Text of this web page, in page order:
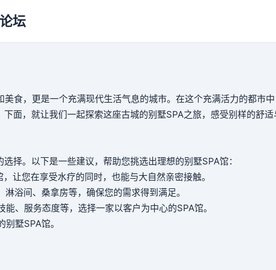
坛
食，更是一个充满现代生活气息的城市。在这个充满活力的都市
面，就让我们一起探索这座古城的别墅SPA之旅，感受别样的舒适
择。以下是一些建议，帮助您挑选出理想的别墅SPA馆：
让您在享受水疗的同时，也能与大自然亲密接触。
浴间、桑拿房等，确保您的需求得到满足。
、服务态度等，选择一家以客户为中心的SPA馆。
墅SPA馆。